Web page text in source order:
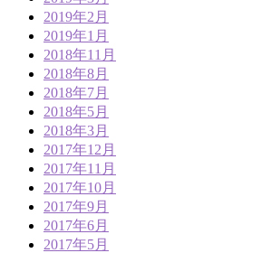
2019年2月
2019年1月
2018年11月
2018年8月
2018年7月
2018年5月
2018年3月
2017年12月
2017年11月
2017年10月
2017年9月
2017年6月
2017年5月